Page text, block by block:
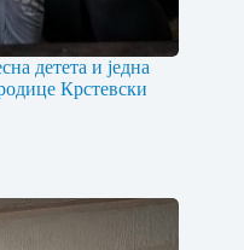
детета и једна
Крстевски